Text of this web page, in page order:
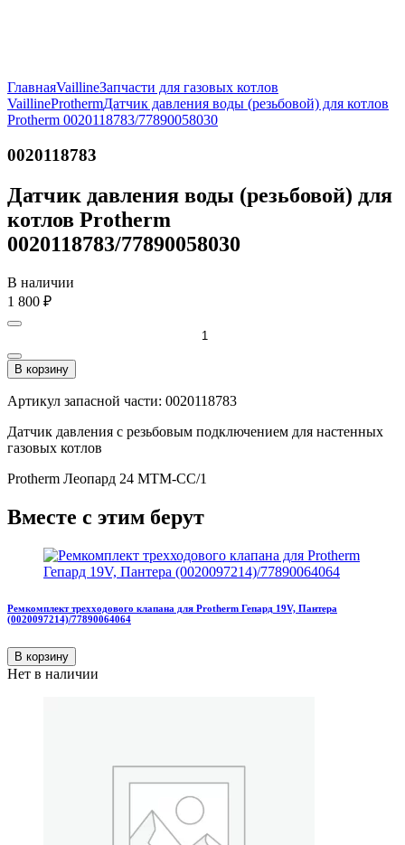
ГлавнаяVaillineЗапчасти для газовых котлов
VaillineProthermДатчик давления воды (резьбовой) для котлов
Protherm 0020118783/77890058030
0020118783
Датчик давления воды (резьбовой) для
котлов Protherm
0020118783/77890058030
В наличии
1 800 ₽
В корзину
Артикул запасной части: 0020118783
Датчик давления с резьбовым подключением для настенных
газовых котлов
Protherm Леопард 24 MTM-CC/1
Вместе с этим берут
Ремкомплект трехходового клапана для Protherm Гепард 19V, Пантера
(0020097214)/77890064064
В корзину
Нет в наличии